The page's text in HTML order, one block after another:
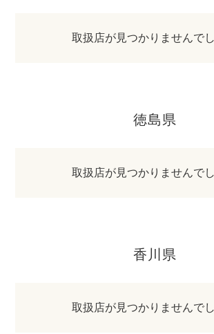
取扱店が見つかりませんでし
徳島県
取扱店が見つかりませんでし
香川県
取扱店が見つかりませんでし